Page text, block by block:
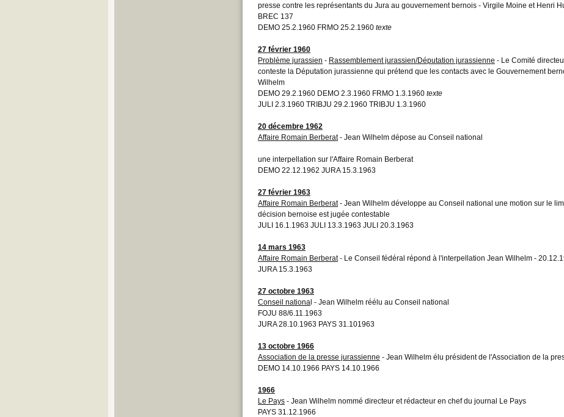
presse contre les représentants du Jura au gouvernement bernois - Virgile Moine et Henri
BREC 137
DEMO 25.2.1960 FRMO 25.2.1960 texte
27 février 1960
Problème jurassien - Rassemblement jurassien/Députation jurassienne - Le Comité
conteste la Députation jurassienne qui prétend que les contacts avec le Gouvernement
Wilhelm
DEMO 29.2.1960 DEMO 2.3.1960 FRMO 1.3.1960 texte
JULI 2.3.1960 TRIBJU 29.2.1960 TRIBJU 1.3.1960
20 décembre 1962
Affaire Romain Berberat- Jean Wilhelm dépose au Conseil national
une interpellation sur l'Affaire Romain Berberat
DEMO 22.12.1962 JURA 15.3.1963
27 février 1963
Affaire Romain Berberat- Jean Wilhelm développe au Conseil national une motion sur le
décision bernoise est jugée contestable
JULI 16.1.1963 JULI 13.3.1963 JULI 20.3.1963
14 mars 1963
Affaire Romain Berberat- Le Conseil fédéral répond à l'interpellation Jean Wilhelm -
JURA 15.3.1963
27 octobre 1963
Conseil national - Jean Wilhelm réélu au Conseil national
FOJU 88/6.11.1963
JURA 28.10.1963 PAYS 31.101963
13 octobre 1966
Association de la presse jurassienne - Jean Wilhelm élu président de l'Association de la
DEMO 14.10.1966 PAYS 14.10.1966
1966
Le Pays - Jean Wilhelm nommé directeur et rédacteur en chef du journal Le Pays
PAYS 31.12.1966